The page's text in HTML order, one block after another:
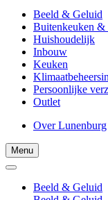
Beeld & Geluid
Buitenkeuken
Huishoudelijk
Inbouw
Keuken
Persoonlijke
Outlet
Over Lunenburg
Menu
Beeld & Geluid